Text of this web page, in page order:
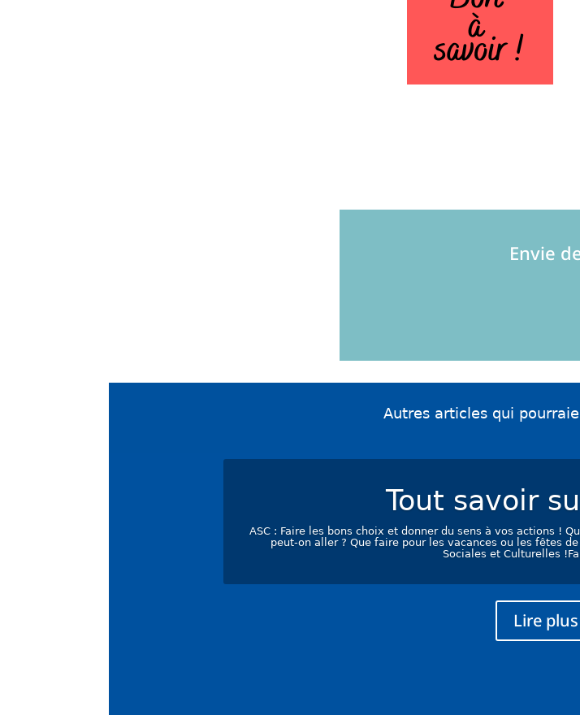
Envie
Autres articles qui
Tout savoir
ASC : Faire les bons choix et donner du sens à vos actions !
peut-on aller ? Que faire pour les vacances ou les fêtes
Sociales et Culturelles
Lire plus